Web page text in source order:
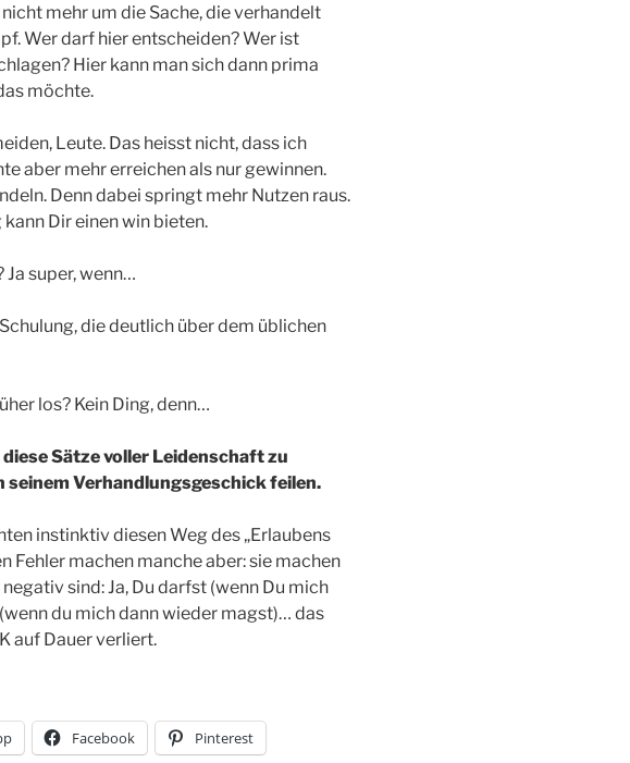
mehr um die Sache, die verhandelt
Wer darf hier entscheiden? Wer ist
Hier kann man sich dann prima
möchte.
Leute. Das heisst nicht, dass ich
aber mehr erreichen als nur gewinnen.
Denn dabei springt mehr Nutzen raus.
Dir einen win bieten.
super, wenn…
die deutlich über dem üblichen
los? Kein Ding, denn…
Sätze voller Leidenschaft zu
seinem Verhandlungsgeschick feilen.
instinktiv diesen Weg des „Erlaubens
Fehler machen manche aber: sie machen
sind: Ja, Du darfst (wenn Du mich
du mich dann wieder magst)… das
auf Dauer verliert.
Facebook Pinterest